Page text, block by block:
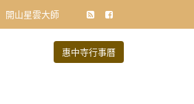
開山星雲大師
惠中寺行事曆